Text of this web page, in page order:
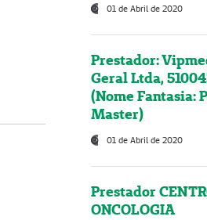
01 de Abril de 2020
Prestador:
Geral Ltda,
(Nome Fantasia:
Master)
01 de Abril de 2020
Prestador
ONCOLOGIA